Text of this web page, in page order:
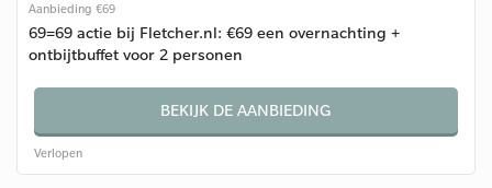
Aanbieding €69
69=69 actie bij Fletcher.nl: €69 een overnachting +
ontbijtbuffet voor 2 personen
BEKIJK DE AANBIEDING
Verlopen